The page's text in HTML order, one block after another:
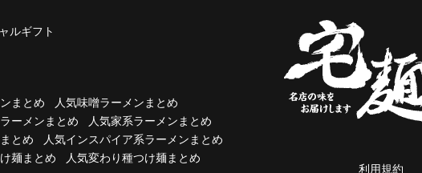
ルギフト
まとめ
人気味噌ラーメンまとめ
ーメンまとめ
人気家系ラーメンまとめ
とめ
人気インスパイア系ラーメンまとめ
麺まとめ 人気変わり種つけ麺まとめ
利用規約